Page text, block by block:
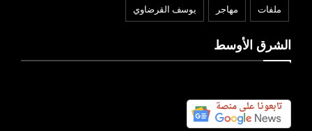
ملفات مهاجر يوسف القرضاوي
الشرق الأوسط